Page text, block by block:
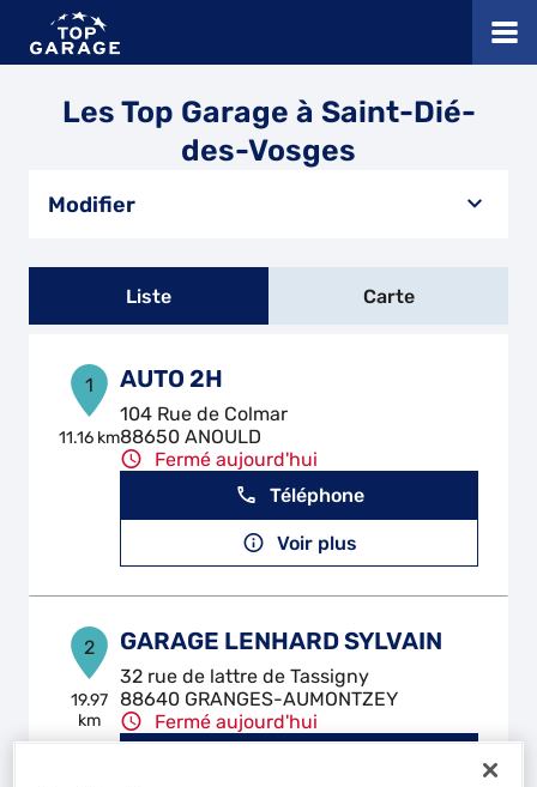
Les Top Garage à Saint-Dié-
des-Vosges
Modifier
Liste Carte
1
11.16 km
AUTO 2H
104 Rue de Colmar
88650 ANOULD
Fermé aujourd'hui
Téléphone
Voir plus
2
19.97
km
GARAGE LENHARD SYLVAIN
32 rue de lattre de Tassigny
88640 GRANGES-AUMONTZEY
Fermé aujourd'hui